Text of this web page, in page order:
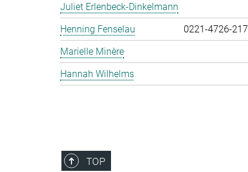
Juliet Erlenbeck-Dinkelmann
Henning Fenselau
0221-4726-217
Marielle Minère
Hannah Wilhelms
TOP